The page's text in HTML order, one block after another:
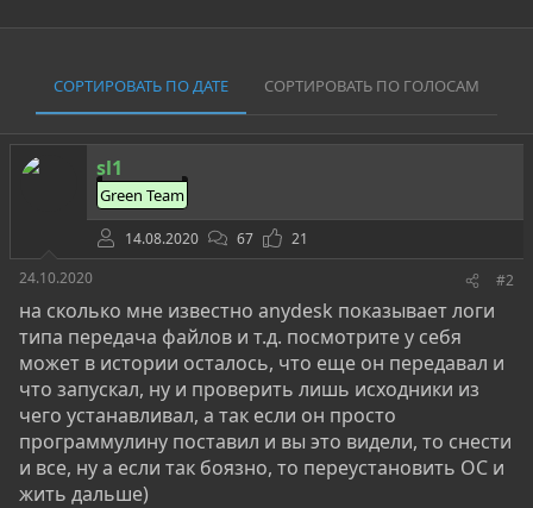
СОРТИРОВАТЬ ПО ДАТЕ СОРТИРОВАТЬ ПО ГОЛОСАМ
sl1
Green Team
14.08.2020 67
21
24.10.2020
#2
на сколько мне известно anydesk показывает логи
типа передача файлов и т.д. посмотрите у себя
может в истории осталось, что еще он передавал и
что запускал, ну и проверить лишь исходники из
чего устанавливал, а так если он просто
программулину поставил и вы это видели, то снести
и все, ну а если так боязно, то переустановить ОС и
жить дальше)